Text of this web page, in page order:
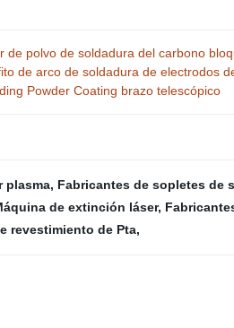
de polvo de soldadura del carbono
de arco de soldadura de electrodos
Powder Coating brazo telescópico
plasma, Fabricantes de sopletes de
de extinción láser,
revestimiento de Pta,